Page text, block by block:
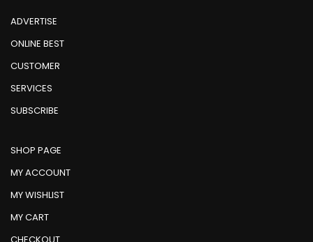
ADVERTISE
ONLINE BEST
CUSTOMER
SERVICES
SUBSCRIBE
SHOP PAGE
MY ACCOUNT
MY WISHLIST
MY CART
CHECKOUT